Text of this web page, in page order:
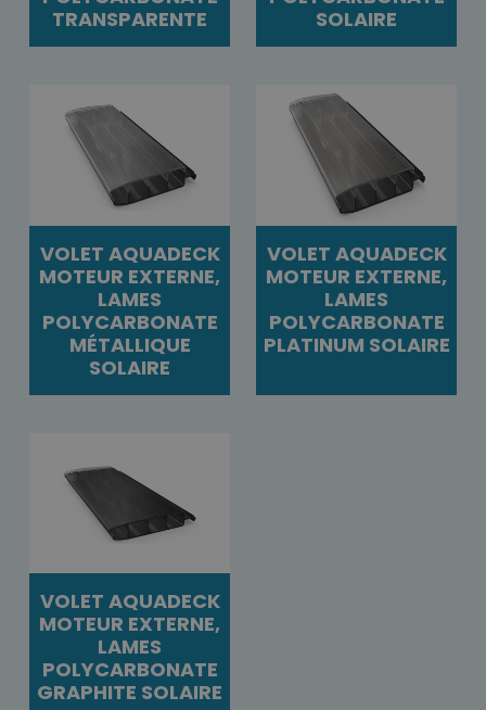
TRANSPARENTE
SOLAIRE
VOLET AQUADECK
MOTEUR EXTERNE,
LAMES
POLYCARBONATE
MÉTALLIQUE
SOLAIRE
VOLET AQUADECK
MOTEUR EXTERNE,
LAMES
POLYCARBONATE
PLATINUM SOLAIRE
VOLET AQUADECK
MOTEUR EXTERNE,
LAMES
POLYCARBONATE
GRAPHITE SOLAIRE